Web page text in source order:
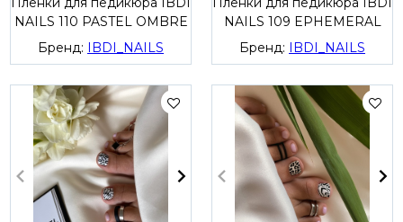
NAILS 110 PASTEL OMBRE
Бренд:
IBDI_NAILS
NAILS 109 EPHEMERAL
Бренд:
IBDI_NAILS